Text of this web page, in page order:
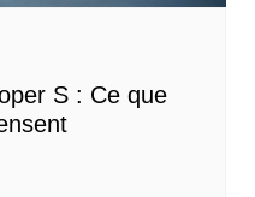
S : Ce que